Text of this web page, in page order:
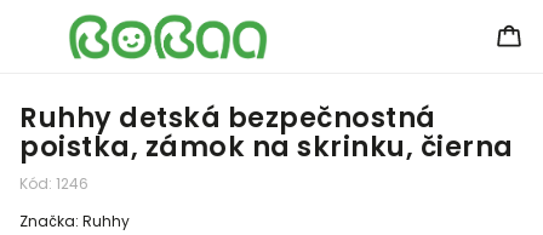
Ruhhy detská bezpečnostná
poistka, zámok na skrinku, čierna
Kód: 1246
Značka: Ruhhy